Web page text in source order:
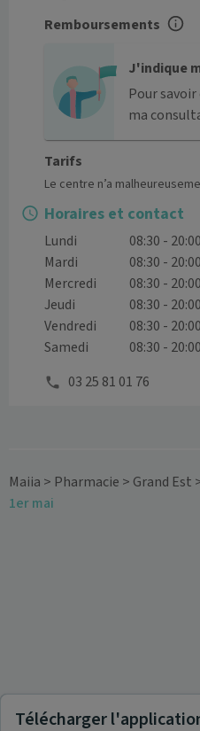
Remboursements
J'indique
Pour
ma
Tarifs
Le centre n’a
Horaires et contact
Lundi
08:30 - 20:00
Mardi
08:30 - 20:00
Mercredi
08:30 - 20:00
Jeudi
08:30 - 20:00
Vendredi
08:30 - 20:00
Samedi
08:30 - 20:00
03 25 81 01 76
Maiia > Pharmacie > Grand Est
1er mai
Télécharger